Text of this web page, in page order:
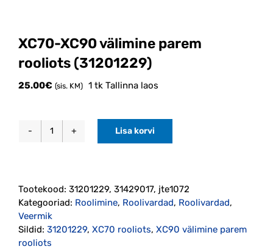
XC70-XC90 välimine parem
rooliots (31201229)
25.00€ (sis. KM) 1 tk Tallinna laos
XC70-
rooliots
(31201229)
kogus
Lisa korvi
Tootekood: 31201229, 31429017, jte1072
Kategooriad: Roolimine, Roolivardad, Roolivardad,
Veermik
Sildid: 31201229, XC70 rooliots, XC90 välimine parem
rooliots